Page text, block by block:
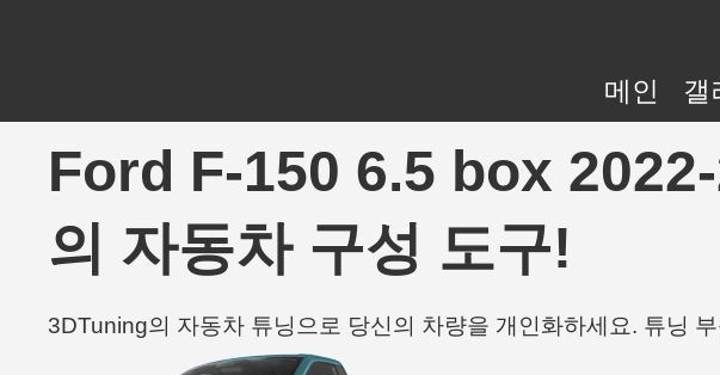
메인 갤
Ford F-150 6.5 box
의 자동차 구성 도구!
3DTuning의 자동차 튜닝으로 당신의 차량을 개인화하세요. 튜닝